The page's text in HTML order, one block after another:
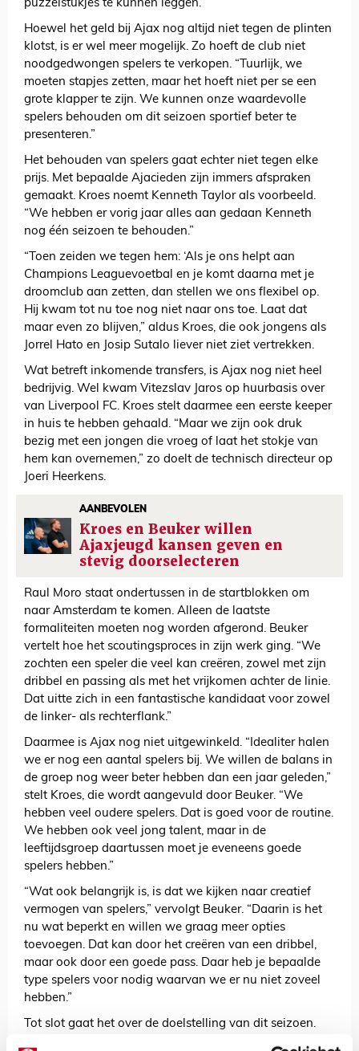
puzzelstukjes te kunnen leggen.”
Hoewel het geld bij Ajax nog altijd niet tegen de plinten
klotst, is er wel meer mogelijk. Zo hoeft de club niet
noodgedwongen spelers te verkopen. “Tuurlijk, we
moeten stapjes zetten, maar het hoeft niet per se een
grote klapper te zijn. We kunnen onze waardevolle
spelers behouden om dit seizoen sportief beter te
presenteren.”
Het behouden van spelers gaat echter niet tegen elke
prijs. Met bepaalde Ajacieden zijn immers afspraken
gemaakt. Kroes noemt Kenneth Taylor als voorbeeld.
“We hebben er vorig jaar alles aan gedaan Kenneth
nog één seizoen te behouden.”
“Toen zeiden we tegen hem: ‘Als je ons helpt aan
Champions Leaguevoetbal en je komt daarna met je
droomclub aan zetten, dan stellen we ons flexibel op.
Hij kwam tot nu toe nog niet naar ons toe. Laat dat
maar even zo blijven,” aldus Kroes, die ook jongens als
Jorrel Hato en Josip Sutalo liever niet ziet vertrekken.
Wat betreft inkomende transfers, is Ajax nog niet heel
bedrijvig. Wel kwam Vitezslav Jaros op huurbasis over
van Liverpool FC. Kroes stelt daarmee een eerste keeper
in huis te hebben gehaald. “Maar we zijn ook druk
bezig met een jongen die vroeg of laat het stokje van
hem kan overnemen,” zo doelt de technisch directeur op
Joeri Heerkens.
AANBEVOLEN
Kroes en Beuker willen
Ajaxjeugd kansen geven en
stevig doorselecteren
Raul Moro staat ondertussen in de startblokken om
naar Amsterdam te komen. Alleen de laatste
formaliteiten moeten nog worden afgerond. Beuker
vertelt hoe het scoutingsproces in zijn werk ging. “We
zochten een speler die veel kan creëren, zowel met zijn
dribbel en passing als met het vrijkomen achter de linie.
Dat uitte zich in een fantastische kandidaat voor zowel
de linker- als rechterflank.”
Daarmee is Ajax nog niet uitgewinkeld. “Idealiter halen
we er nog een aantal spelers bij. We willen de balans in
de groep nog weer beter hebben dan een jaar geleden,”
stelt Kroes, die wordt aangevuld door Beuker. “We
hebben veel oudere spelers. Dat is goed voor de routine.
We hebben ook veel jong talent, maar in de
leeftijdsgroep daartussen moet je eveneens goede
spelers hebben.”
“Wat ook belangrijk is, is dat we kijken naar creatief
vermogen van spelers,” vervolgt Beuker. “Daarin is het
nu wat beperkt en willen we graag meer opties
toevoegen. Dat kan door het creëren van een dribbel,
maar ook door een goede pass. Daar heb je bepaalde
type spelers voor nodig waarvan we er nu niet zoveel
hebben.”
Tot slot gaat het over de doelstelling van dit seizoen.